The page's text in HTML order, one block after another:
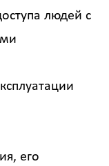
людей с
его